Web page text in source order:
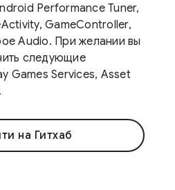
Performance Tuner,
GameController,
Audio. При желании вы
следующие
Games Services, Asset
на Гитхаб